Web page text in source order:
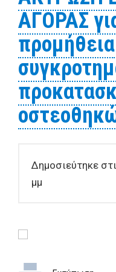
ΑΓΟΡΑΣ
προμήθεια
Δημοσιεύτηκε
μμ